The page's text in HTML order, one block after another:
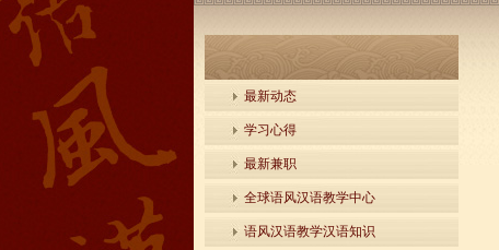
最新动态
学习心得
最新兼职
全球语风汉语教学中心
语风汉语教学汉语知识